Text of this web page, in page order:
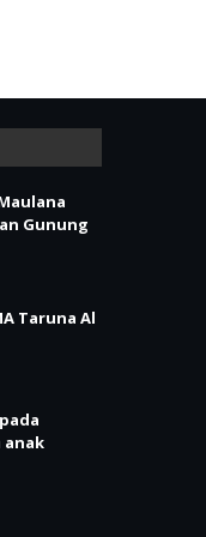
Gunung
Taruna Al
anak